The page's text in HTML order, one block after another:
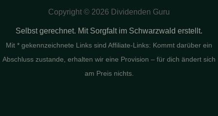
Copyright © 2026 Dividenden Guru
Selbst gerechnet. Mit Sorgfalt im Schwarzwald erstellt.
Mit * gekennzeichnete Links sind Affiliate-Links: Kommt darüber ein
Abschluss zustande, erhalten wir eine Provision – für dich ändert sich
am Preis nichts.